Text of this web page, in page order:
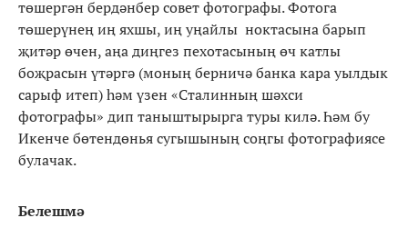
төшергән бердәнбер совет фотографы. Фотога
төшерүнең иң яхшы, иң уңайлы ноктасына барып
җитәр өчен, аңа диңгез пехотасының өч катлы
боҗрасын үтәргә (моның берничә банка кара уылдык
сарыф итеп) һәм үзен «Сталинның шәхси
фотографы» дип таныштырырга туры килә. Һәм бу
Икенче бөтендөнья сугышының соңгы фотографиясе
булачак.
Белешмә